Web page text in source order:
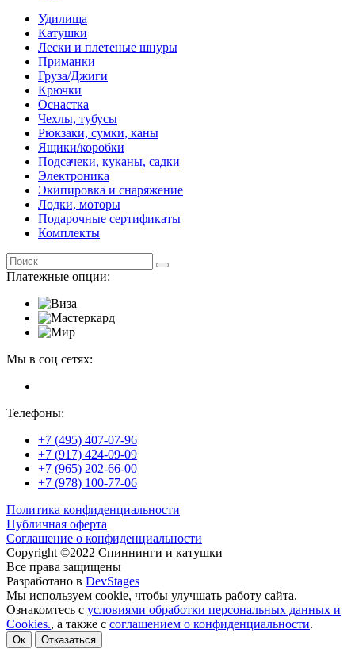
Удилища
Катушки
Лески и плетеные шнуры
Приманки
Груза/Джиги
Крючки
Оснастка
Чехлы, тубусы
Рюкзаки, сумки, каны
Ящики/коробки
Подсачеки, куканы, садки
Электроника
Экипировка и снаряжение
Лодки, моторы
Подарочные сертификаты
Комплекты
Платежные опции:
Мы в соц сетях:
Телефоны:
+7 (495) 407-07-96
+7 (917) 424-09-09
+7 (965) 202-66-00
+7 (978) 100-77-06
Политика конфиденциальности
Публичная оферта
Соглашение о конфиденциальности
Copyright ©2022 Спиннинги и катушки
Все права защищены
Разработано в DevStages
Мы используем cookie, чтобы улучшать работу сайта.
Ознакомтесь с условиями обработки персональных данных и
Cookies., а также с соглашением о конфиденциальности.
Ок Отказаться